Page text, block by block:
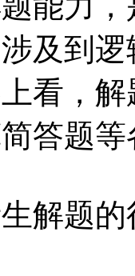
涉及到
看，
答题
题的